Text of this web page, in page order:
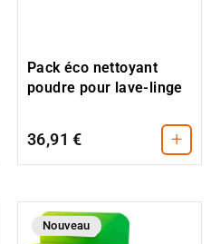
Pack éco nettoyant
poudre pour lave-linge
36,91 € +
Nouveau